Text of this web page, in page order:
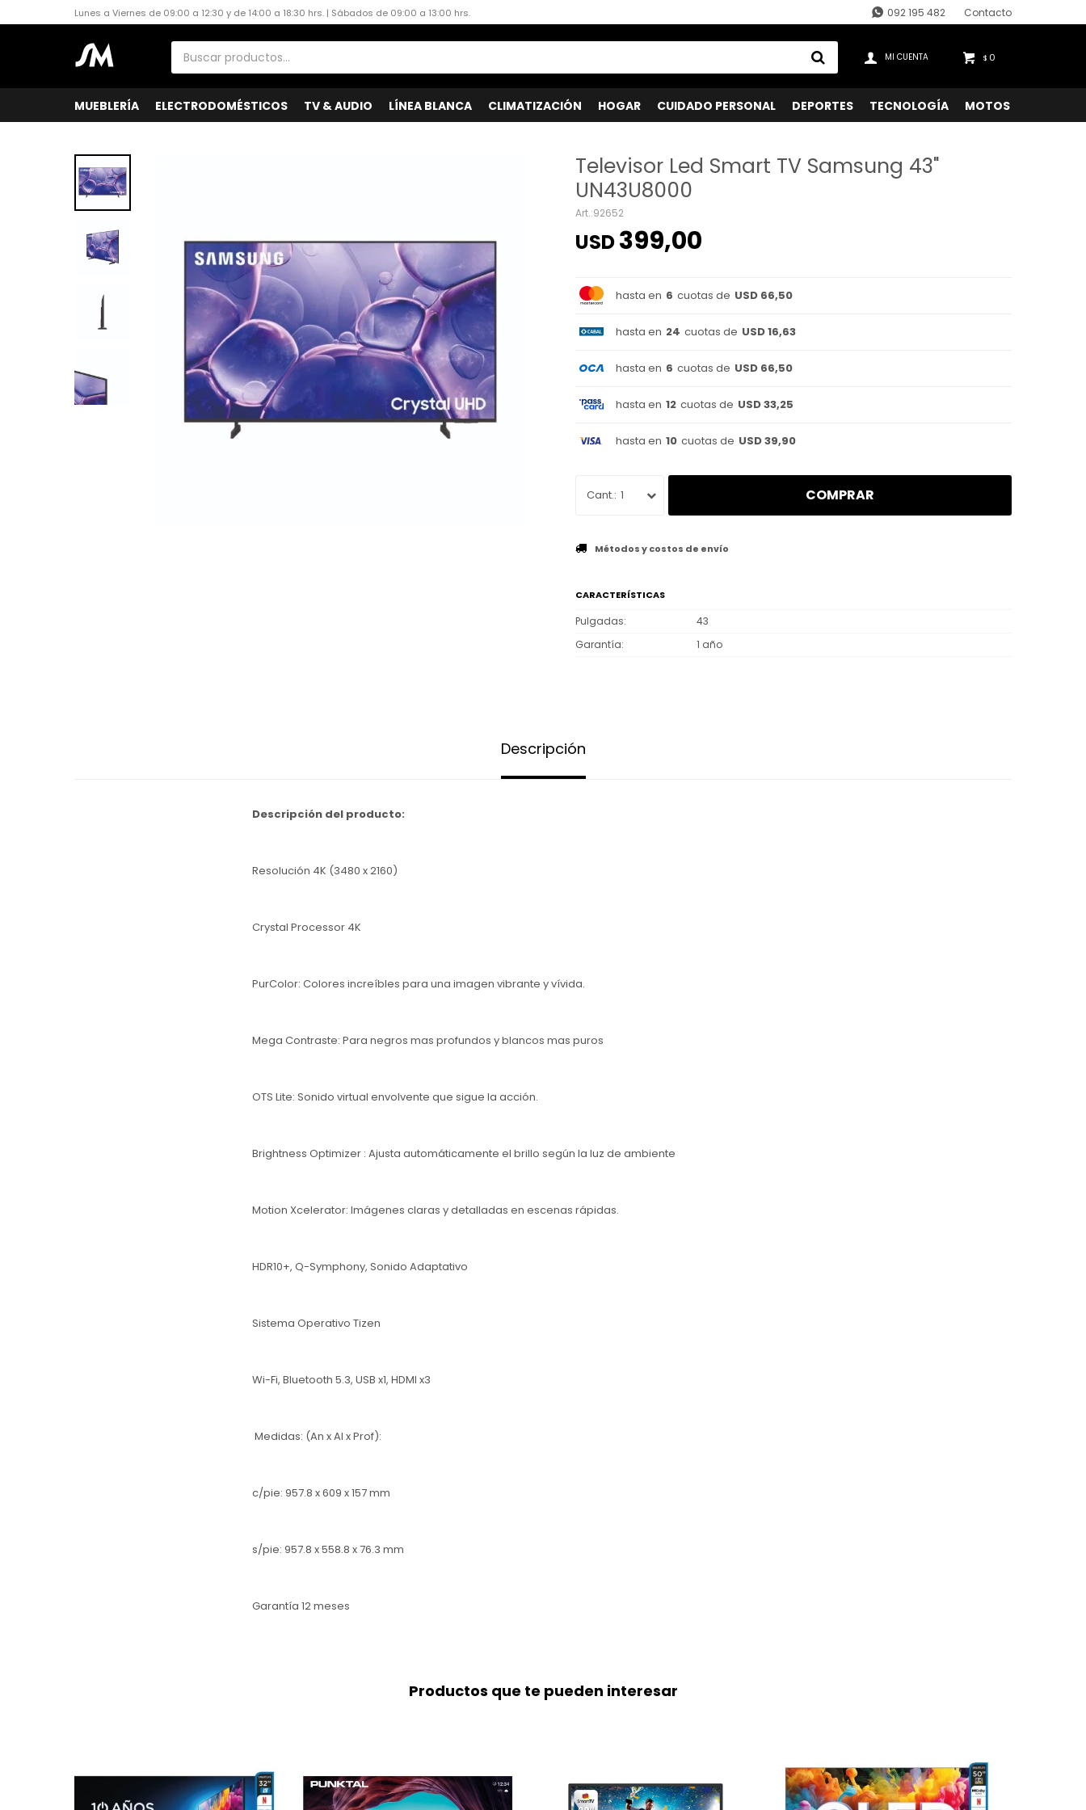
MUEBLERÍA ELECTRODOMÉSTICOS TV & AUDIO LÍNEA BLANCA CLIMATIZACIÓN HOGAR CUIDADO PERSONAL DEPORTES TECNOLOGÍA MOTOS
$ 0
Lunes a Viernes de 09:00 a 12:30 y de 14:00 a 18:30 hrs. | Sábados de 09:00 a 13:00 hrs. 092 195 482 Contacto
Televisor Led Smart TV Samsung 43"
UN43U8000
92652
USD399,00
hasta en 6 cuotas de USD 66,50
hasta en 24 cuotas de USD 16,63
hasta en 6 cuotas de USD 66,50
hasta en 12 cuotas de USD 33,25
hasta en 10 cuotas de USD 39,90
1 COMPRAR
Métodos y costos de envío
CARACTERÍSTICAS
Pulgadas
43
Garantía
1 año
Descripción
Descripción del producto:
Resolución 4K (3480 x 2160)
Crystal Processor 4K
PurColor: Colores increíbles para una imagen vibrante y vívida.
Mega Contraste: Para negros mas profundos y blancos mas puros
OTS Lite: Sonido virtual envolvente que sigue la acción.
Brightness Optimizer : Ajusta automáticamente el brillo según la luz de ambiente
Motion Xcelerator: Imágenes claras y detalladas en escenas rápidas.
HDR10+, Q-Symphony, Sonido Adaptativo
Sistema Operativo Tizen
Wi-Fi, Bluetooth 5.3, USB x1, HDMI x3
Medidas: (An x Al x Prof):
c/pie: 957.8 x 609 x 157 mm
s/pie: 957.8 x 558.8 x 76.3 mm
Garantía 12 meses
Productos que te pueden interesar